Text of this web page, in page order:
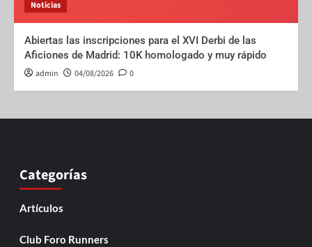
Noticias
Abiertas las inscripciones para el XVI Derbi de las
Aficiones de Madrid: 10K homologado y muy rápido
admin 04/08/2026 0
Categorías
Artículos
Club Foro Runners